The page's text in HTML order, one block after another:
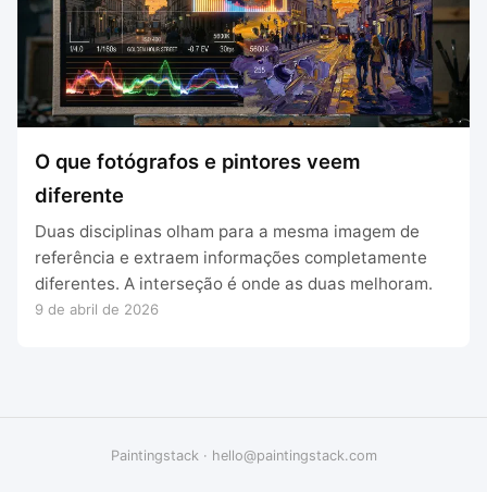
O que fotógrafos e pintores veem
diferente
Duas disciplinas olham para a mesma imagem de
referência e extraem informações completamente
diferentes. A interseção é onde as duas melhoram.
9 de abril de 2026
Paintingstack· hello@paintingstack.com